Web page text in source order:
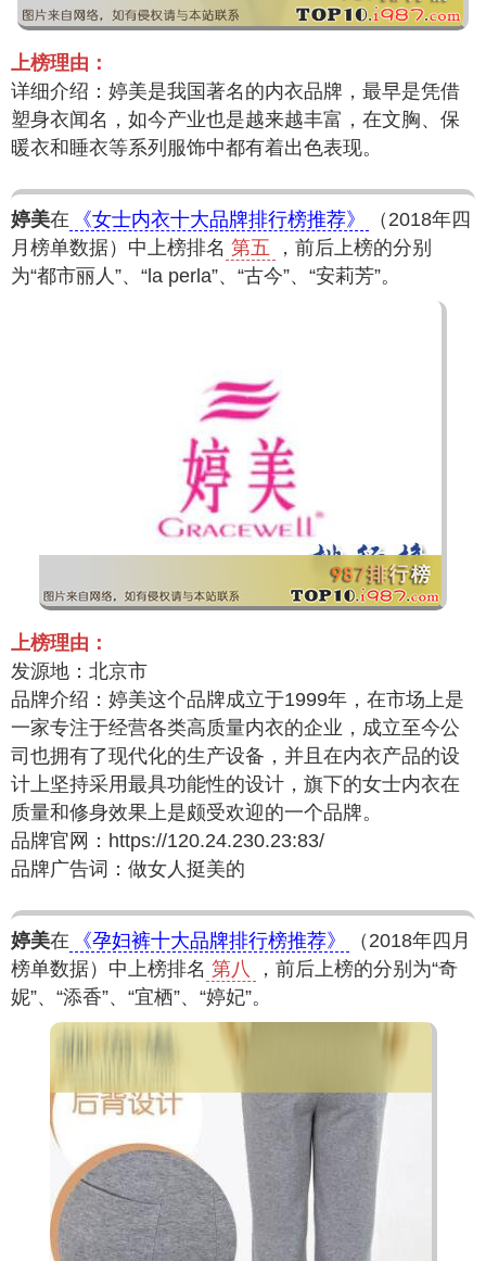
上榜理由：
详细介绍：婷美是我国著名的内衣品牌，最早是凭借
塑身衣闻名，如今产业也是越来越丰富，在文胸、保
暖衣和睡衣等系列服饰中都有着出色表现。
婷美在 《女士内衣十大品牌排行榜推荐》
（2018年四
月榜单数据）中上榜排名 第五
，前后上榜的分别
为“都市丽人”、“la perla”、“古今”、“安莉芳”。
上榜理由：
发源地：北京市
品牌介绍：婷美这个品牌成立于1999年，在市场上是
一家专注于经营各类高质量内衣的企业，成立至今公
司也拥有了现代化的生产设备，并且在内衣产品的设
计上坚持采用最具功能性的设计，旗下的女士内衣在
质量和修身效果上是颇受欢迎的一个品牌。
品牌官网：https://120.24.230.23:83/
品牌广告词：做女人挺美的
婷美在 《孕妇裤十大品牌排行榜推荐》
（2018年四月
榜单数据）中上榜排名 第八
，前后上榜的分别为“奇
妮”、“添香”、“宜栖”、“婷妃”。